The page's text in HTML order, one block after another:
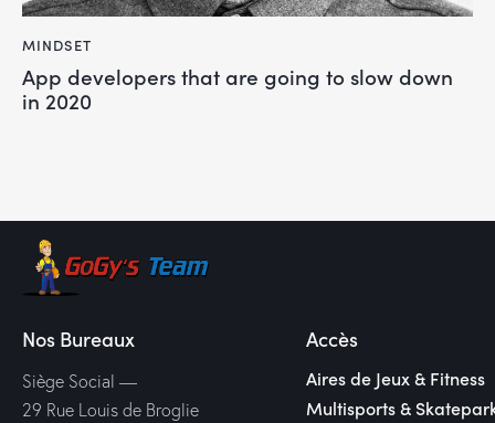
MINDSET
App developers that are going to slow down
in 2020
Nos Bureaux
Siège Social —
29 Rue Louis de Broglie
Accès
Aires de Jeux & Fitness
Multisports &